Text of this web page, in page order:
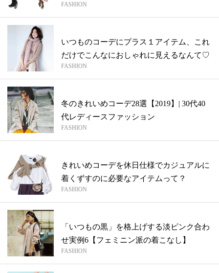
FASHION
いつものコーデにプラス１アイテム、これ
だけでこんなにおしゃれに見えるなんて♡
FASHION
冬のきれいめコーデ28選【2019】| 30代40
代レディースファッション
FASHION
きれいめコーデを休日仕様でカジュアルに
着くずすのに必要なアイテムって？
FASHION
「いつもの黒」を格上げする淡ピンク合わ
せ実例6【フェミニン派の着こなし】
FASHION